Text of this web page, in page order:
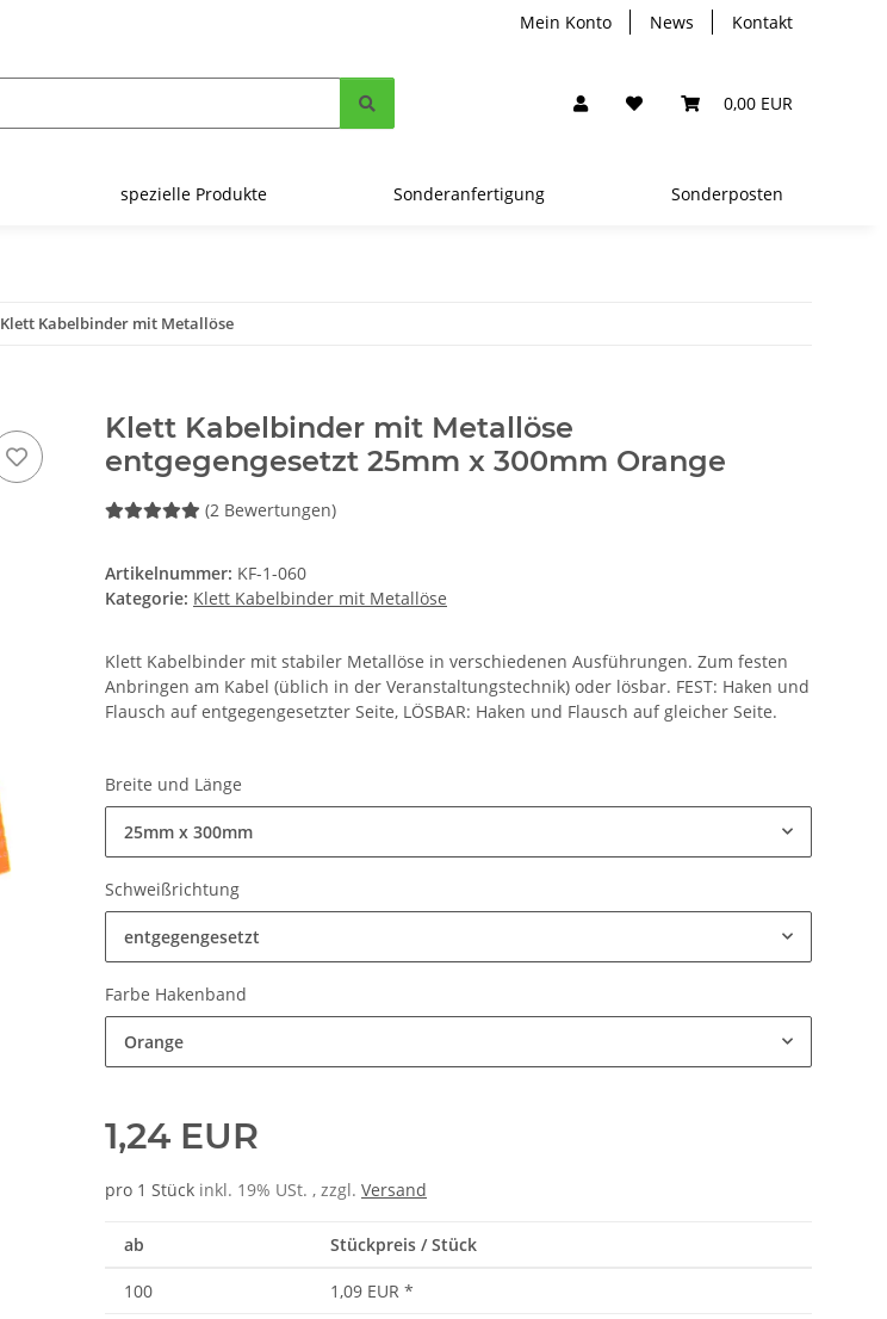
Mein Konto News Kontakt
0,00 EUR
spezielle Produkte Sonderanfertigung Sonderposten
Klett Kabelbinder mit Metallöse
Klett Kabelbinder mit Metallöse
entgegengesetzt 25mm x 300mm Orange
(2 Bewertungen)
Artikelnummer: KF-1-060
Kategorie: Klett Kabelbinder mit Metallöse
Klett Kabelbinder mit stabiler Metallöse in verschiedenen Ausführungen. Zum festen
Anbringen am Kabel (üblich in der Veranstaltungstechnik) oder lösbar. FEST: Haken und
Flausch auf entgegengesetzter Seite, LÖSBAR: Haken und Flausch auf gleicher Seite.
Breite und Länge
25mm x 300mm
Schweißrichtung
entgegengesetzt
Farbe Hakenband
Orange
1,24 EUR
pro 1 Stück inkl. 19% USt. , zzgl. Versand
ab Stückpreis / Stück
100 1,09 EUR *